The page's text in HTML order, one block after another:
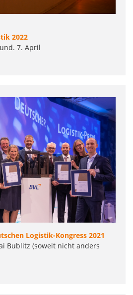
2022
7. April
Logistik-Kongress 2021
Bublitz (soweit nicht anders